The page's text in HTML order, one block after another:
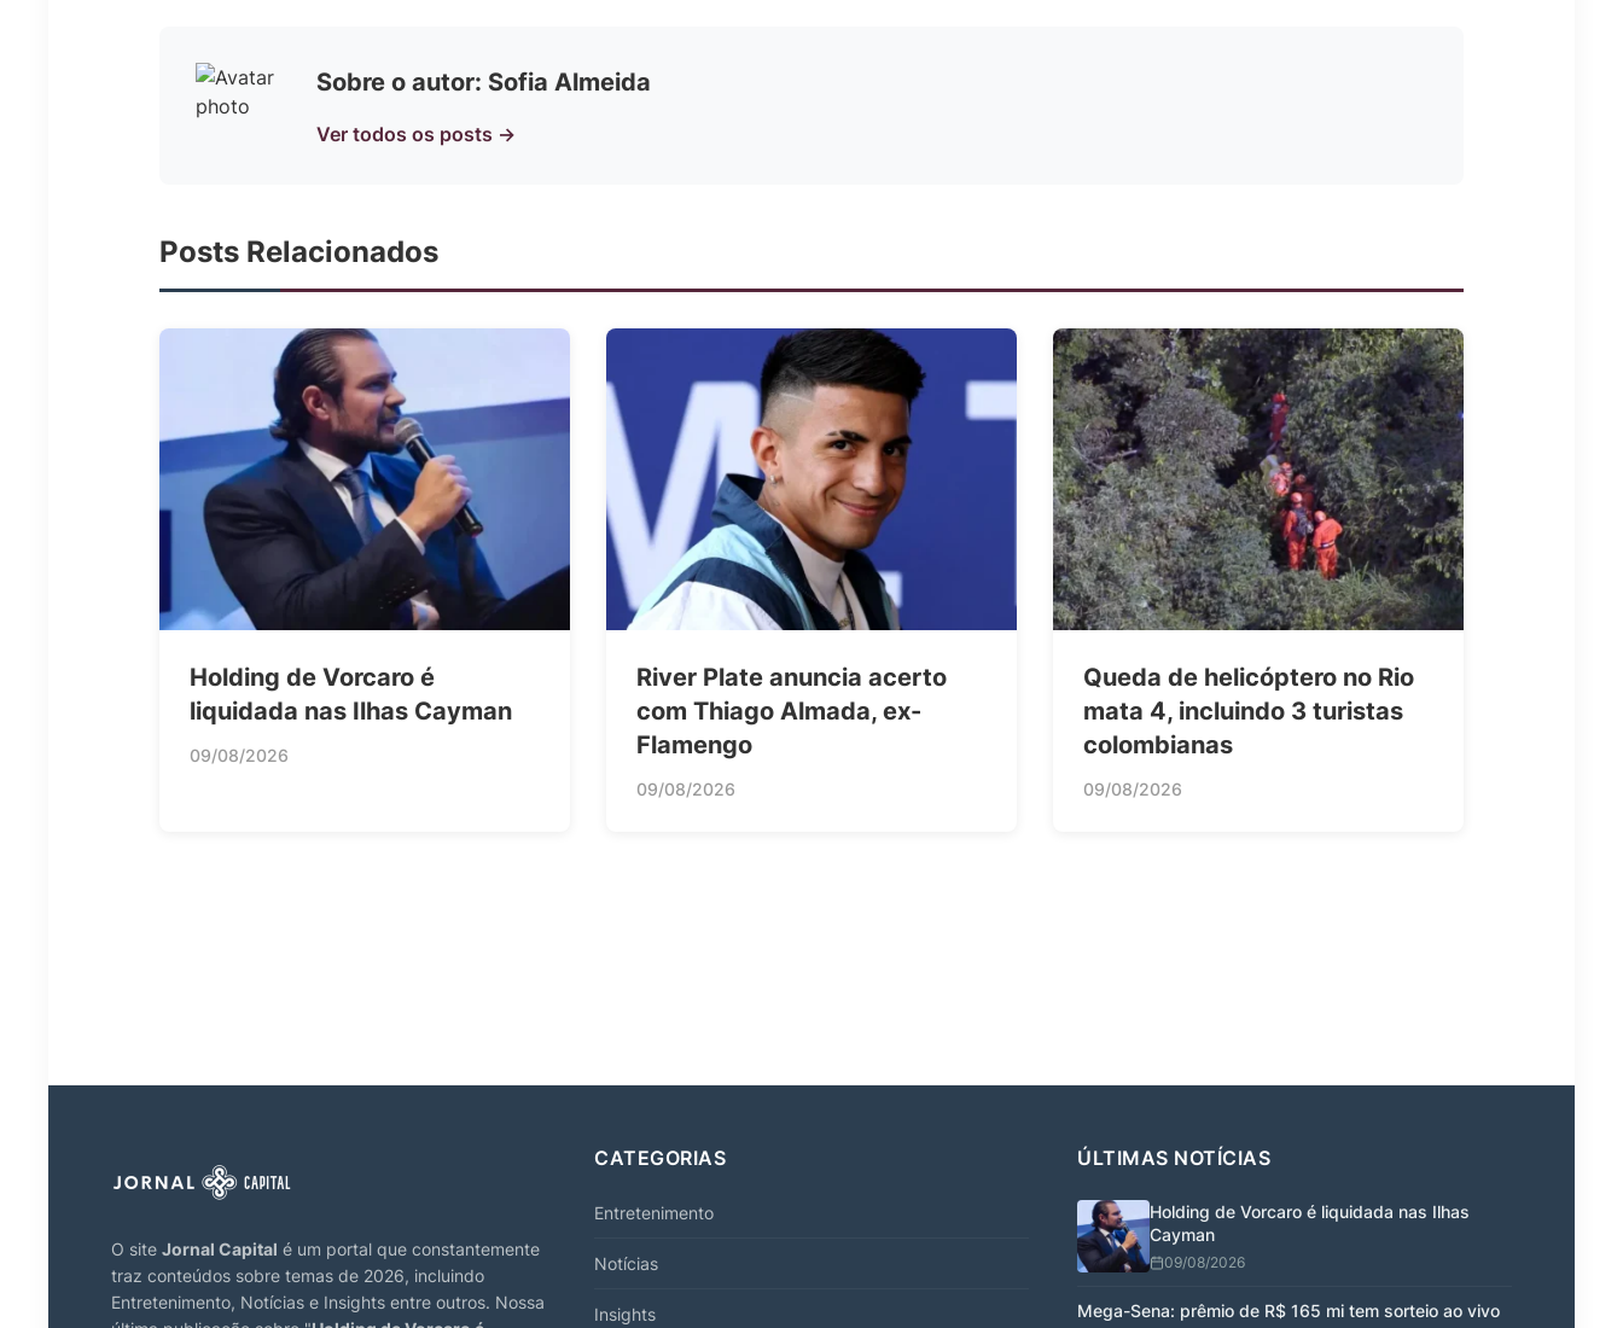
Sobre o autor: Sofia Almeida
Ver todos os posts →
Posts Relacionados
Holding de Vorcaro é
liquidada nas Ilhas Cayman
09/08/2026
River Plate anuncia acerto
com Thiago Almada, ex-
Flamengo
09/08/2026
Queda de helicóptero no Rio
mata 4, incluindo 3 turistas
colombianas
09/08/2026
O site Jornal Capital é um portal que constantemente
traz conteúdos sobre temas de 2026, incluindo
Entretenimento, Notícias e Insights entre outros. Nossa
CATEGORIAS
Entretenimento
Notícias
Insights
ÚLTIMAS NOTÍCIAS
Holding de Vorcaro é liquidada nas Ilhas
Cayman
09/08/2026
Mega-Sena: prêmio de R$ 165 mi tem sorteio ao vivo